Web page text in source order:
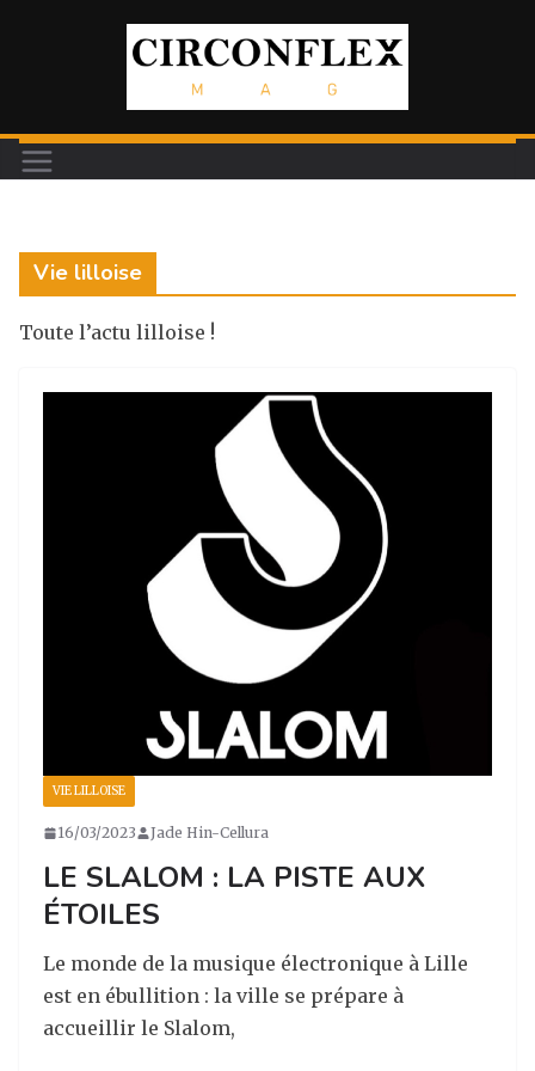
Vie lilloise
Toute l’actu lilloise !
VIE LILLOISE
16/03/2023 Jade Hin-Cellura
LE SLALOM : LA PISTE AUX
ÉTOILES
Le monde de la musique électronique à Lille
est en ébullition : la ville se prépare à
accueillir le Slalom,